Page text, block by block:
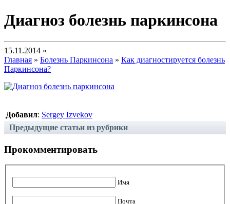
Диагноз болезнь паркинсона
15.11.2014 »
Главная » Болезнь Паркинсона » Как диагностируется болезнь
Паркинсона?
Добавил: Sergey Izvekov
Предыдущие статьи из рубрики
Прокомментировать
Имя
Почта